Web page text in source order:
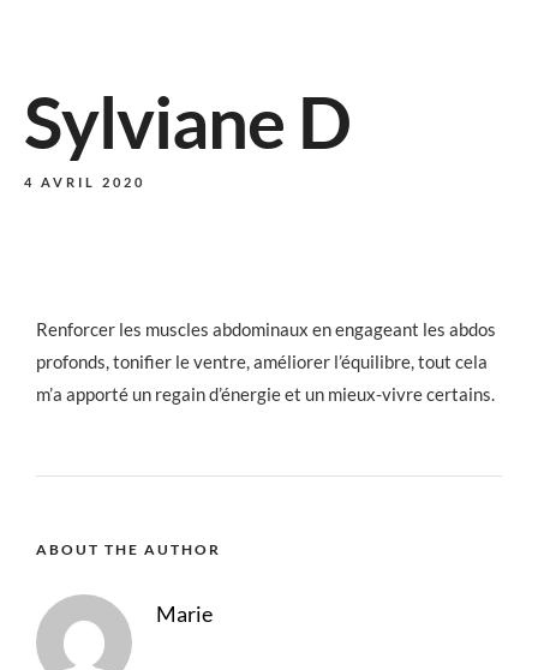
Sylviane D
4 AVRIL 2020
Renforcer les muscles abdominaux en engageant les abdos
profonds, tonifier le ventre, améliorer l’équilibre, tout cela
m’a apporté un regain d’énergie et un mieux-vivre certains.
ABOUT THE AUTHOR
Marie